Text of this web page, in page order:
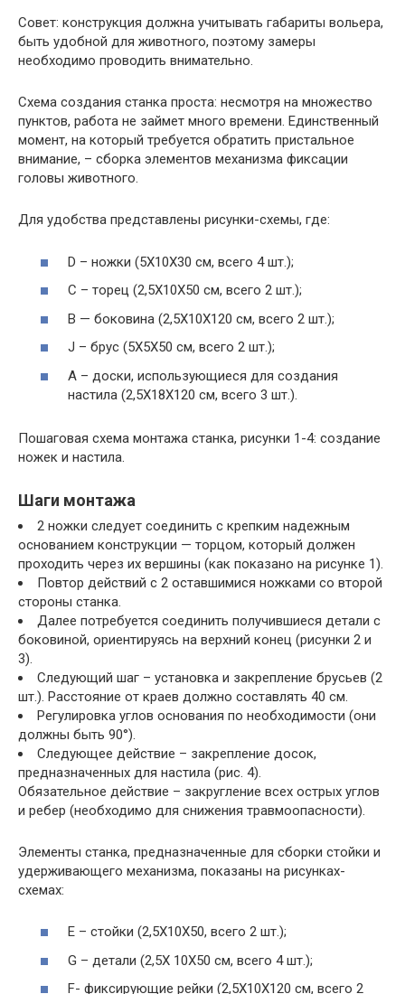
Совет: конструкция должна учитывать габариты вольера,
быть удобной для животного, поэтому замеры
необходимо проводить внимательно.
Схема создания станка проста: несмотря на множество
пунктов, работа не займет много времени. Единственный
момент, на который требуется обратить пристальное
внимание, – сборка элементов механизма фиксации
головы животного.
Для удобства представлены рисунки-схемы, где:
D – ножки (5Х10Х30 см, всего 4 шт.);
C – торец (2,5Х10Х50 см, всего 2 шт.);
B — боковина (2,5Х10Х120 см, всего 2 шт.);
J – брус (5Х5Х50 см, всего 2 шт.);
А – доски, использующиеся для создания
настила (2,5Х18Х120 см, всего 3 шт.).
Пошаговая схема монтажа станка, рисунки 1-4: создание
ножек и настила.
Шаги монтажа
2 ножки следует соединить с крепким надежным
основанием конструкции — торцом, который должен
проходить через их вершины (как показано на рисунке 1).
Повтор действий с 2 оставшимися ножками со второй
стороны станка.
Далее потребуется соединить получившиеся детали с
боковиной, ориентируясь на верхний конец (рисунки 2 и
3).
Следующий шаг – установка и закрепление брусьев (2
шт.). Расстояние от краев должно составлять 40 см.
Регулировка углов основания по необходимости (они
должны быть 90°).
Следующее действие – закрепление досок,
предназначенных для настила (рис. 4).
Обязательное действие – закругление всех острых углов
и ребер (необходимо для снижения травмоопасности).
Элементы станка, предназначенные для сборки стойки и
удерживающего механизма, показаны на рисунках-
схемах:
E – стойки (2,5Х10Х50, всего 2 шт.);
G – детали (2,5Х 10Х50 см, всего 4 шт.);
F- фиксирующие рейки (2,5Х10Х120 см, всего 2